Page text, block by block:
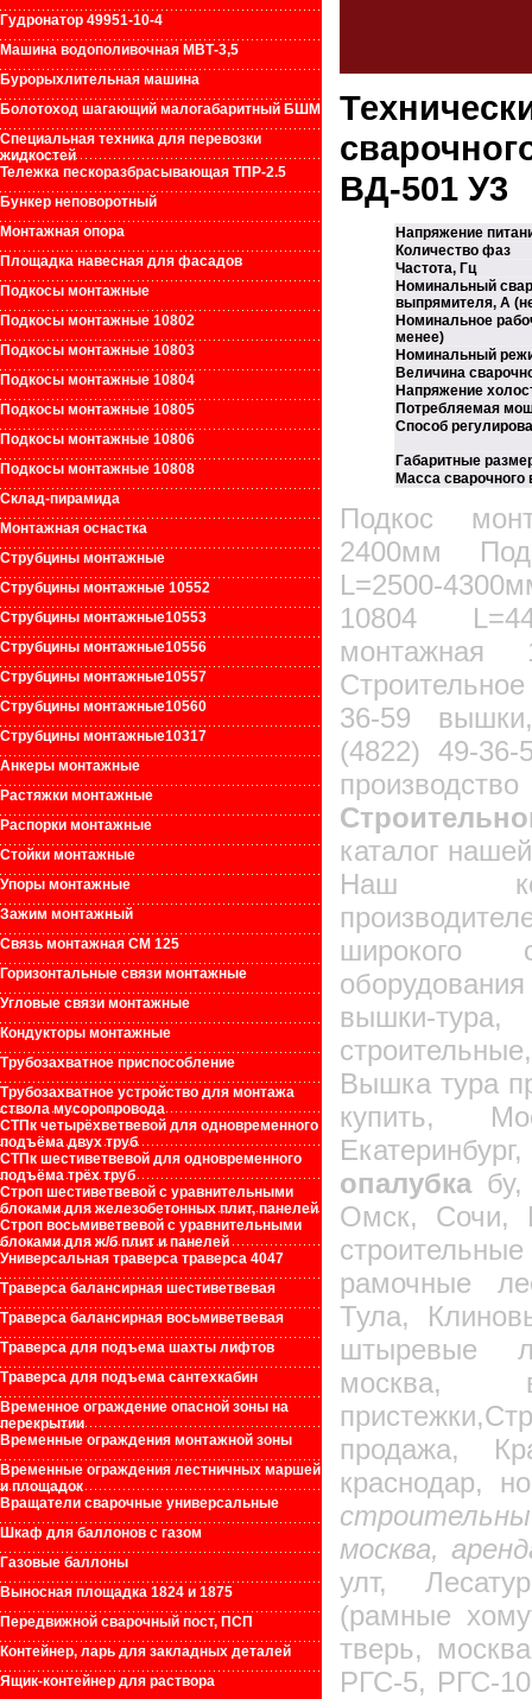
Гудронатор 49951-10-4
Машина водополивочная МВТ-3,5
Бурорыхлительная машина
Болотоход шагающий малогабаритный БШМ
Специальная техника для перевозки
жидкостей
Тележка пескоразбрасывающая ТПР-2.5
Бункер неповоротный
Монтажная опора
Площадка навесная для фасадов
Подкосы монтажные
Подкосы монтажные 10802
Подкосы монтажные 10803
Подкосы монтажные 10804
Подкосы монтажные 10805
Подкосы монтажные 10806
Подкосы монтажные 10808
Склад-пирамида
Монтажная оснастка
Струбцины монтажные
Струбцины монтажные 10552
Струбцины монтажные10553
Струбцины монтажные10556
Струбцины монтажные10557
Струбцины монтажные10560
Струбцины монтажные10317
Анкеры монтажные
Растяжки монтажные
Распорки монтажные
Стойки монтажные
Упоры монтажные
Зажим монтажный
Связь монтажная СМ 125
Горизонтальные связи монтажные
Угловые связи монтажные
Кондукторы монтажные
Трубозахватное приспособление
Трубозахватное устройство для монтажа
ствола мусоропровода
СТПк четырёхветвевой для одновременного
подъёма двух труб
СТПк шестиветвевой для одновременного
подъёма трёх труб
Строп шестиветвевой с уравнительными
блоками для железобетонных плит, панелей
Строп восьмиветвевой с уравнительными
блоками для ж/б плит и панелей
Универсальная траверса траверса 4047
Траверса балансирная шестиветвевая
Траверса балансирная восьмиветвевая
Траверса для подъема шахты лифтов
Траверса для подъема сантехкабин
Временное ограждение опасной зоны на
перекрытии
Временные ограждения монтажной зоны
Временные ограждения лестничных маршей
и площадок
Вращатели сварочные универсальные
Шкаф для баллонов с газом
Газовые баллоны
Выносная площадка 1824 и 1875
Передвижной сварочный пост, ПСП
Контейнер, ларь для закладных деталей
Ящик-контейнер для раствора
ВД-501 У3
Напряжение
Количество фаз
Частота, Гц
Номинальный
выпрямителя, А
Номинальное
менее)
Номинальный
Величина
Напряжение
Потребляемая
Способ
Габаритные
Macca
Подкос
2400мм
L=2500-
10804
монтажная
Строительное
36-59
(4822) 49-
каталог
Наш
широкого
вышки-
Вышка тура
купить,
опалубкабу,
Омск, Сочи,
рамочные
Тула,
штыревые
москва,
продажа,
краснодар,
москва,
улт,
(рамные
тверь,
РГС-5, РГС-